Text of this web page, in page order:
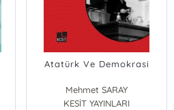
Atatürk Ve Demokrasi
Mehmet SARAY
KESİT YAYINLARI